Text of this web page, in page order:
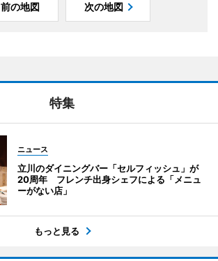
前の地図 次の地図
特集
ニュース
立川のダイニングバー「セルフィッシュ」が
20周年 フレンチ出身シェフによる「メニュ
ーがない店」
もっと見る